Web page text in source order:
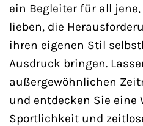
ein Begleiter für all
lieben, die
ihren eigenen Stil
Ausdruck bringen.
außergewöhnlichen
und entdecken Sie eine
Sportlichkeit und